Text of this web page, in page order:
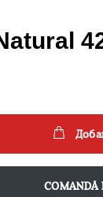
COMANDĂ